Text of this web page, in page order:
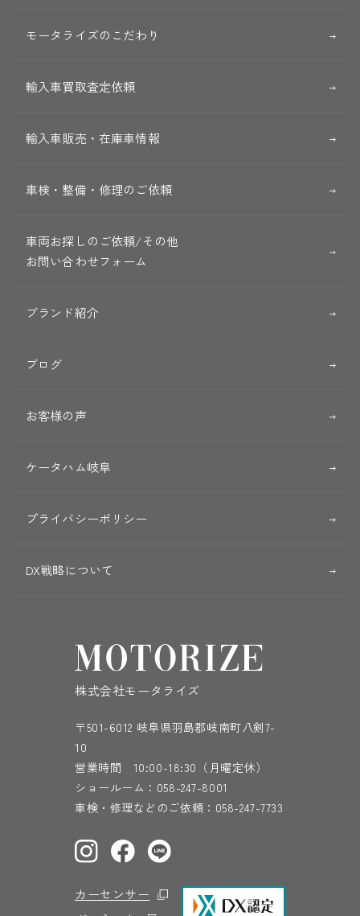
モータライズのこだわり
輸入車買取査定依頼
輸入車販売・在庫車情報
車検・整備・修理のご依頼
車両お探しのご依頼/その他
お問い合わせフォーム
ブランド紹介
ブログ
お客様の声
ケータハム岐阜
プライバシーポリシー
DX戦略について
株式会社モータライズ
〒501-6012 岐阜県羽島郡岐南町八剣7-
10
営業時間 10:00-18:30（月曜定休）
ショールーム： 058-247-8001
車検・修理などのご依頼： 058-247-7733
カーセンサー